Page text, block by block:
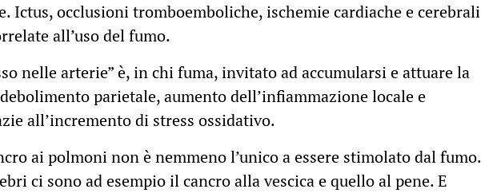
Ictus, occlusioni tromboemboliche, ischemie cardiache e cerebrali
all’uso del fumo.
nelle arterie” è, in chi fuma, invitato ad accumularsi e attuare la
parietale, aumento dell’infiammazione locale e
all’incremento di stress ossidativo.
ai polmoni non è nemmeno l’unico a essere stimolato dal fumo.
ci sono ad esempio il cancro alla vescica e quello al pene. E